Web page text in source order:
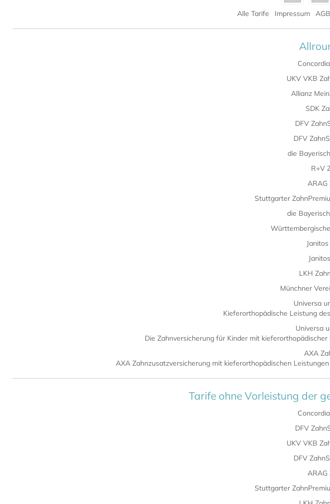
Alle Tarife Impressum AGB
UKV VKB
Allianz
SDK
DFV
DFV
die
R+V
ARAG
Stuttgarter
die
LKH
Münchner
Universa
Kieferorthopädische Leistung
Universa
Die Zahnversicherung für Kinder mit
AXA
AXA Zahnzusatzversicherung mit kieferorthopädischen
Tarife ohne Vorleistung der
DFV
UKV VKB
DFV
ARAG
Stuttgarter